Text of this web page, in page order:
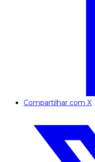
Compartilhar com X